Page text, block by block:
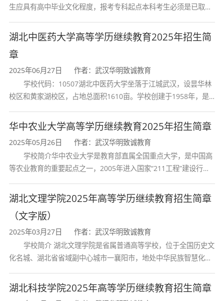
专业名称 药学
专业类别 医学类
学制 2.5年
学习形式
合）
学费标准 2250元
全程学费
授予学位 理学学
特别说明：药学专业学制2.5年，学费标准
生应具有高中毕业文化程度，报考专科起点本科考生必须是已取得
构颁发的大学专科毕业证书的人
湖北中医药大学高等学历继续教育2025年招生简
章
2025年06月27日
作者：武汉华明致诚教育
学校代码：10507湖北中医药大学坐落于江城武汉，设昙华林
校区和黄家湖校区，占地总面积1610亩。学校创建于1958年，是
育和最早开办中医研究
华中农业大学高等学历继续教育2025年招生简章
2025年05月26日
作者：武汉华明致诚教育
学校简介华中农业大学是教育部直属全国重点大学，是中国高
等农业教育的重要起点之一，2005年进入国家“211工程”建设行
首轮“双一流”成效
湖北文理学院2025年高等学历继续教育招生简章
（文字版）
2025年03月27日
作者：武汉华明致诚教育
学校简介 湖北文理学院是省属普通高等学校，位于全国历史文
化名城、湖北省省域副中心城市一襄阳市，地处中华民族智慧化身
学校、全国普通
湖北科技学院2025年高等学历继续教育招生简章